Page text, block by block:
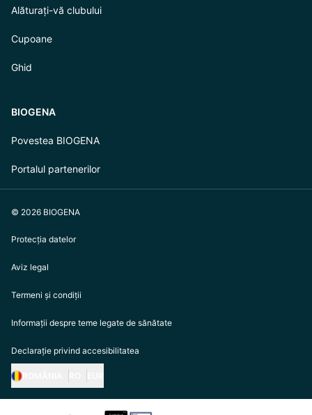
Alăturați-vă clubului
Cupoane
Ghid
BIOGENA
Povestea BIOGENA
Portalul partenerilor
© 2026 BIOGENA
Protecția datelor
Aviz legal
Termeni și condiții
Informații despre teme legate de sănătate
Declarație privind accesibilitatea
https://biogena.com/de-at